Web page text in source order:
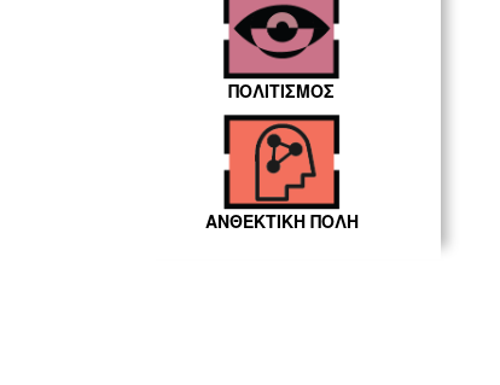
ΠΟΛΙΤΙΣΜΟΣ
ΑΝΘΕΚΤΙΚΗ ΠΟΛΗ